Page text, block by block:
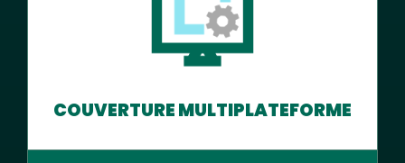
COUVERTURE MULTIPLATEFORME